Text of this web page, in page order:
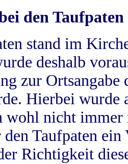
den Taufpaten
stand im
deshalb
zur
Hierbei wurde
wohl nicht
Taufpaten
Richtigkeit